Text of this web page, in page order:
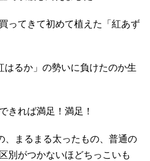
ってきて初めて植えた「紅あず
るか」の勢いに負けたのか生
きれば満足！満足！
まるまる太ったもの、普通の
別がつかないほどちっこいも